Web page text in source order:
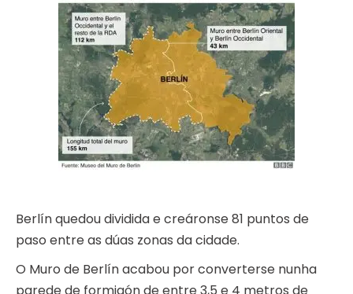
Berlín quedou dividida e creáronse 81 puntos de
paso entre as dúas zonas da cidade.
O Muro de Berlín acabou por converterse nunha